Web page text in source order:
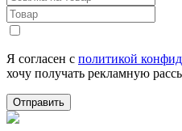
Я согласен с политикой
хочу получать рекламную
Отправить